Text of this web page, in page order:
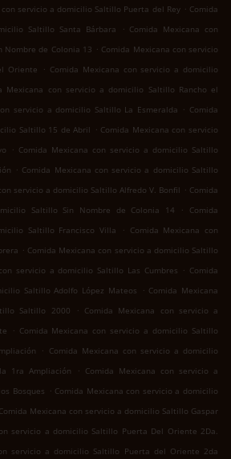
servicio a domicilio Saltillo Puerta del Rey . Comida
Saltillo Santa Bárbara
. Comida Mexicana con
Nombre de Colonia 13 . Comida Mexicana con servicio
Oriente
. Comida Mexicana con servicio a domicilio
Mexicana con servicio a domicilio Saltillo Rancho el
servicio a domicilio Saltillo La Esmeralda . Comida
Saltillo 15 de Abril . Comida Mexicana con servicio
. Comida Mexicana con servicio a domicilio Saltillo
. Comida Mexicana con servicio a domicilio Saltillo
servicio a domicilio Saltillo Alfredo V. Bonfil . Comida
Saltillo Sin Nombre de Colonia 14
.
Comida
Saltillo Francisco Villa
. Comida Mexicana con
. Comida Mexicana con servicio a domicilio Saltillo
servicio a domicilio Saltillo Las Cumbres . Comida
Saltillo Adolfo López Mateos
. Comida Mexicana
Saltillo 2000
. Comida Mexicana con servicio a
. Comida Mexicana con servicio a domicilio Saltillo
. Comida Mexicana con servicio a domicilio
1ra Ampliación
. Comida Mexicana con servicio a
Bosques . Comida Mexicana con servicio a domicilio
Comida Mexicana con servicio a domicilio Saltillo Gaspar
servicio a domicilio Saltillo Puerta Del Oriente 2Da.
servicio a domicilio Saltillo Puerta del Oriente 2da